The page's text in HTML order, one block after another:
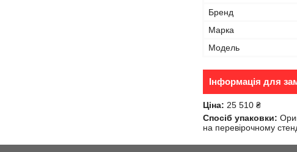
Бренд
Марка
Модель
Інформація для
Ціна: 25 510 ₴
Спосіб упаковки:
на перевірочному